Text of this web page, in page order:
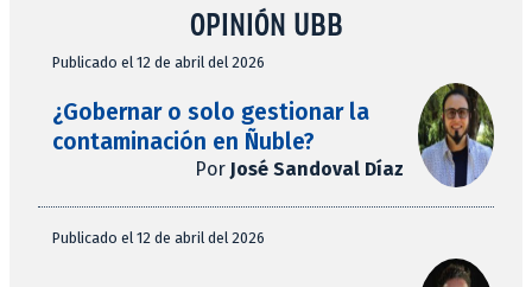
OPINIÓN UBB
Publicado el 12 de abril del 2026
¿Gobernar o solo gestionar la
contaminación en Ñuble?
Por José Sandoval Díaz
Publicado el 12 de abril del 2026